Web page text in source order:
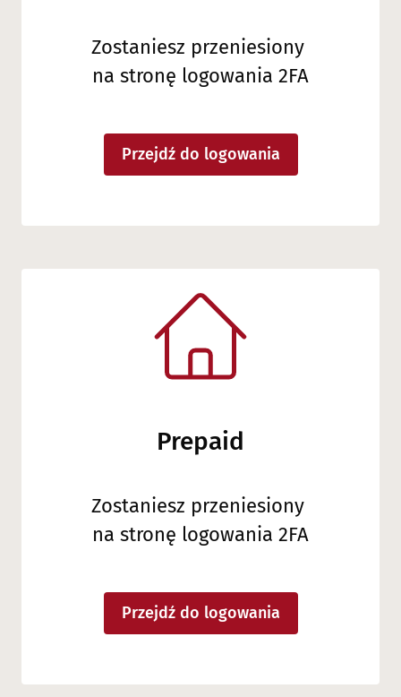
Zostaniesz przeniesiony
na stronę logowania 2FA
Przejdź do logowania
Prepaid
Zostaniesz przeniesiony
na stronę logowania 2FA
Przejdź do logowania